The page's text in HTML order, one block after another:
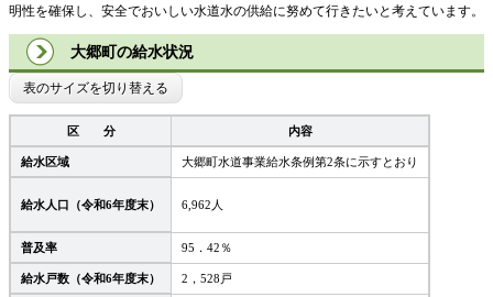
明性を確保し、安全でおいしい水道水の供給に努めて行きたいと考えています。
大郷町の給水状況
表のサイズを切り替える
区 分 内容
給水区域 大郷町水道事業給水条例第2条に示すとおり
給水人口（令和6年度末） 6,962人
普及率 95．42％
給水戸数（令和6年度末） 2，528戸